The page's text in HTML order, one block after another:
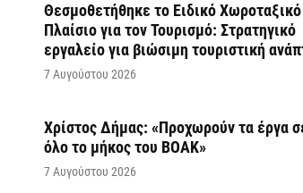
Θεσμοθετήθηκε το Ειδικό Χωροταξικό
Πλαίσιο για τον Τουρισμό: Στρατηγικό
εργαλείο για βιώσιμη τουριστική
7 Αυγούστου 2026
Χρίστος Δήμας: «Προχωρούν τα έργα
όλο το μήκος του ΒΟΑΚ»
7 Αυγούστου 2026